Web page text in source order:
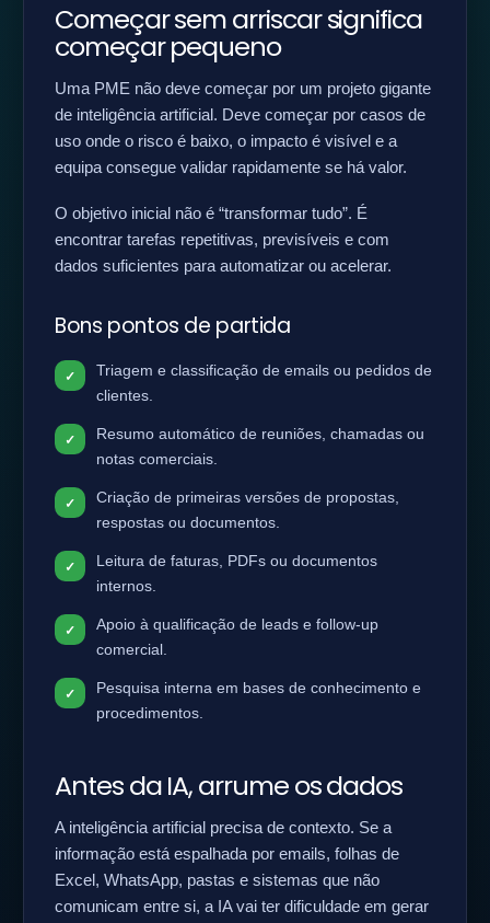
Começar sem arriscar significa
começar pequeno
Uma PME não deve começar por um projeto gigante
de inteligência artificial. Deve começar por casos de
uso onde o risco é baixo, o impacto é visível e a
equipa consegue validar rapidamente se há valor.
O objetivo inicial não é “transformar tudo”. É
encontrar tarefas repetitivas, previsíveis e com
dados suficientes para automatizar ou acelerar.
Bons pontos de partida
Triagem e classificação de emails ou pedidos de
clientes.
Resumo automático de reuniões, chamadas ou
notas comerciais.
Criação de primeiras versões de propostas,
respostas ou documentos.
Leitura de faturas, PDFs ou documentos
internos.
Apoio à qualificação de leads e follow-up
comercial.
Pesquisa interna em bases de conhecimento e
procedimentos.
Antes da IA, arrume os dados
A inteligência artificial precisa de contexto. Se a
informação está espalhada por emails, folhas de
Excel, WhatsApp, pastas e sistemas que não
comunicam entre si, a IA vai ter dificuldade em gerar